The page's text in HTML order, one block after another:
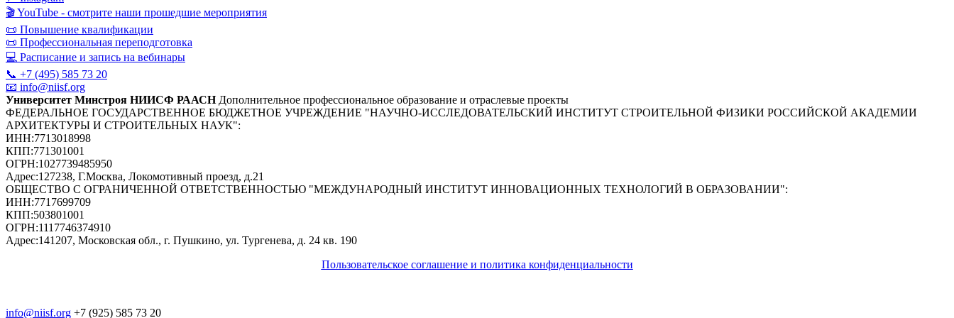
🎬 YouTube - смотрите наши прошедшие мероприятия
📜 Повышение квалификации
📜 Профессиональная переподготовка
💻 Расписание и запись на вебинары
📞 +7 (495) 585 73 20
📧 info@niisf.org
Университет Минстроя НИИСФ РААСН Дополнительное профессиональное образование и отраслевые проекты
ФЕДЕРАЛЬНОЕ ГОСУДАРСТВЕННОЕ БЮДЖЕТНОЕ УЧРЕЖДЕНИЕ "НАУЧНО-ИССЛЕДОВАТЕЛЬСКИЙ ИНСТИТУТ СТРОИТЕЛЬНОЙ ФИЗИКИ РОССИЙСКОЙ АКАДЕМИИ
АРХИТЕКТУРЫ И СТРОИТЕЛЬНЫХ НАУК":
ИНН:7713018998
КПП:771301001
ОГРН:1027739485950
Адрес:127238, Г.Москва, Локомотивный проезд, д.21
ОБЩЕСТВО С ОГРАНИЧЕННОЙ ОТВЕТСТВЕННОСТЬЮ "МЕЖДУНАРОДНЫЙ ИНСТИТУТ ИННОВАЦИОННЫХ ТЕХНОЛОГИЙ В ОБРАЗОВАНИИ":
ИНН:7717699709
КПП:503801001
ОГРН:1117746374910
Адрес:141207, Московская обл., г. Пушкино, ул. Тургенева, д. 24 кв. 190
Пользовательское соглашение и политика конфиденциальности
info@niisf.org +7 (925) 585 73 20